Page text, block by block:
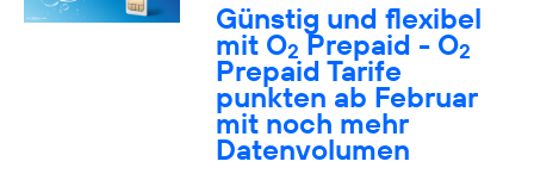
Günstig und flexibel
mit O2 Prepaid - O2
Prepaid Tarife
punkten ab Februar
mit noch mehr
Datenvolumen